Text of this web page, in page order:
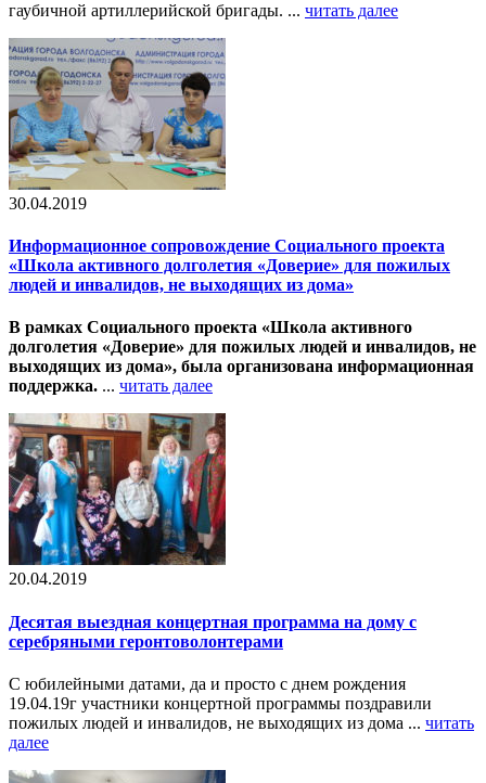
гаубичной артиллерийской бригады. ... читать далее
30.04.2019
Информационное сопровождение Социального проекта
«Школа активного долголетия «Доверие» для пожилых
людей и инвалидов, не выходящих из дома»
В рамках Социального проекта «Школа активного
долголетия «Доверие» для пожилых людей и инвалидов, не
выходящих из дома», была организована информационная
поддержка. ... читать далее
20.04.2019
Десятая выездная концертная программа на дому с
серебряными геронтоволонтерами
С юбилейными датами, да и просто с днем рождения
19.04.19г участники концертной программы поздравили
пожилых людей и инвалидов, не выходящих из дома ... читать
далее